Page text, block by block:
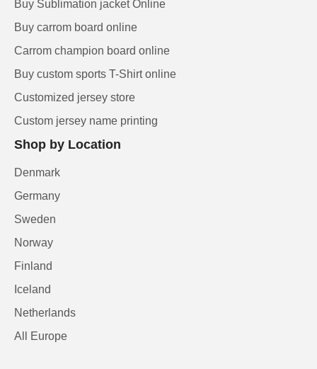
Buy Sublimation jacket Online
Buy carrom board online
Carrom champion board online
Buy custom sports T-Shirt online
Customized jersey store
Custom jersey name printing
Shop by Location
Denmark
Germany
Sweden
Norway
Finland
Iceland
Netherlands
All Europe